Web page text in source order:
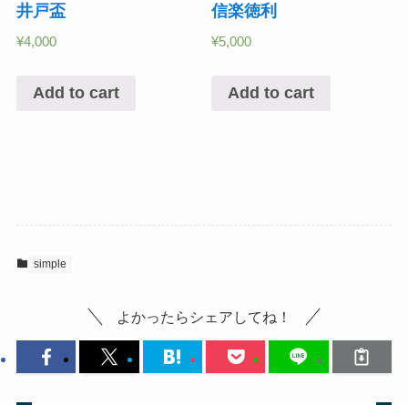
井戸盃
¥4,000
Add to cart
信楽徳利
¥5,000
Add to cart
simple
よかったらシェアしてね！